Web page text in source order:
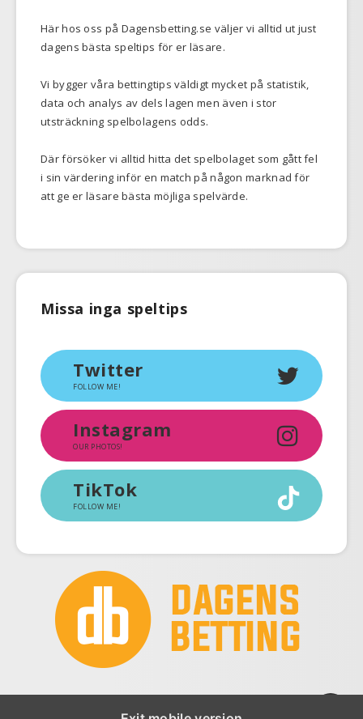
Här hos oss på Dagensbetting.se väljer vi alltid ut just
dagens bästa speltips för er läsare.
Vi bygger våra bettingtips väldigt mycket på statistik,
data och analys av dels lagen men även i stor
utsträckning spelbolagens odds.
Där försöker vi alltid hitta det spelbolaget som gått fel
i sin värdering inför en match på någon marknad för
att ge er läsare bästa möjliga spelvärde.
Missa inga speltips
Twitter
FOLLOW ME!
Instagram
OUR PHOTOS!
TikTok
FOLLOW ME!